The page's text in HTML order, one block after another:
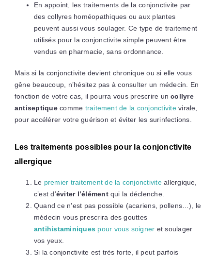
En appoint, les traitements de la conjonctivite par
des collyres homéopathiques ou aux plantes
peuvent aussi vous soulager. Ce type de traitement
utilisés pour la conjonctivite simple peuvent être
vendus en pharmacie, sans ordonnance.
Mais si la conjonctivite devient chronique ou si elle vous
gêne beaucoup, n’hésitez pas à consulter un médecin. En
fonction de votre cas, il pourra vous prescrire uncollyre
antiseptiquecomme traitement de la conjonctivitevirale,
pour accélérer votre guérison et éviter les surinfections.
Les traitements possibles pour la conjonctivite
allergique
Le premier traitement de la conjonctiviteallergique,
c’est d’éviter l’élémentqui la déclenche.
Quand ce n’est pas possible (acariens, pollens…), le
médecin vous prescrira des gouttes
antihistaminiques pour vous soigner et soulager
vos yeux.
Si la conjonctivite est très forte, il peut parfois